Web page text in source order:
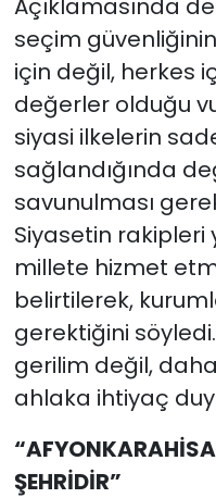
seçim
için değil, herkes
değerler olduğu
siyasi ilkelerin
sağlandığında
savunulması
Siyasetin rakipleri
millete hizmet
belirtilerek,
gerektiğini
gerilim değil,
ahlaka ihtiyaç
ŞEHRİDİR”